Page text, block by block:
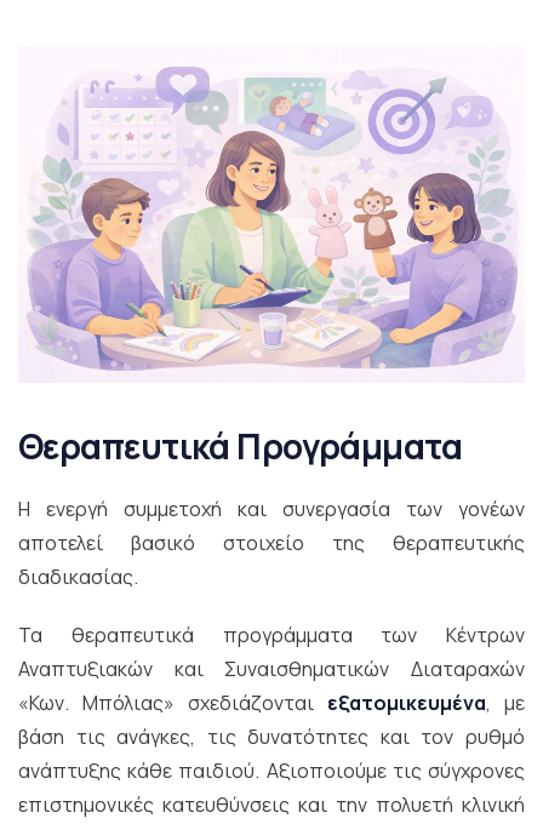
Θεραπευτικά Προγράμματα
Η ενεργή συμμετοχή και συνεργασία των γονέων
αποτελεί βασικό στοιχείο της θεραπευτικής
διαδικασίας.
Τα θεραπευτικά προγράμματα των Κέντρων
Αναπτυξιακών και Συναισθηματικών Διαταραχών
«Κων. Μπόλιας» σχεδιάζονται εξατομικευμένα, με
βάση τις ανάγκες, τις δυνατότητες και τον ρυθμό
ανάπτυξης κάθε παιδιού. Αξιοποιούμε τις σύγχρονες
επιστημονικές κατευθύνσεις και την πολυετή κλινική